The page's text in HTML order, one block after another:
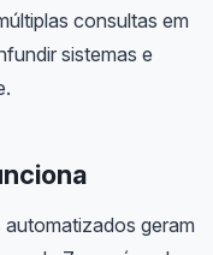
consultas em
sistemas e
geram